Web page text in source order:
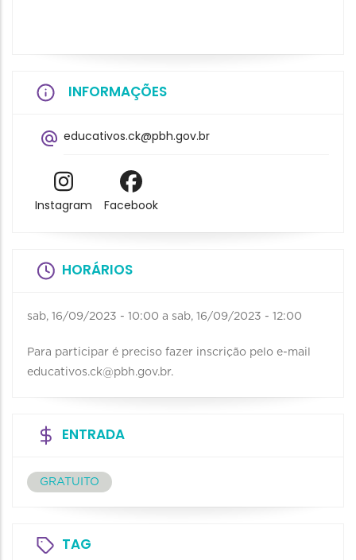
INFORMAÇÕES
educativos.ck@pbh.gov.br
Instagram Facebook
HORÁRIOS
sab, 16/09/2023 - 10:00 a sab, 16/09/2023 - 12:00
Para participar é preciso fazer inscrição pelo e-mail
educativos.ck@pbh.gov.br.
ENTRADA
GRATUITO
TAG